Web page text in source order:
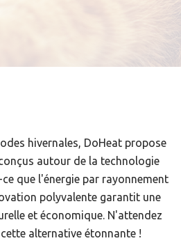
hivernales, DoHeat propose
autour de la technologie
que l'énergie par rayonnement
polyvalente garantit une
et économique. N'attendez
alternative étonnante !